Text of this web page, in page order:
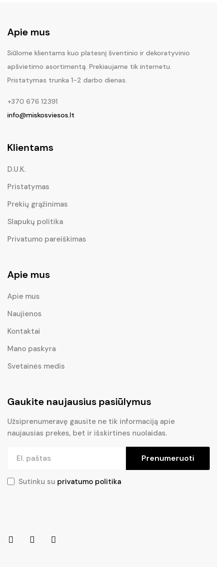
Apie mus
Siūlome klientams kuo platesnį šventinio ir dekoratyvinio
apšvietimo asortimentą. Prekiaujame tik internetu.
Pristatymas trunka 1-2 darbo dienas.
+370 676 12391
info@miskosviesos.lt
Klientams
D.U.K.
Pristatymas
Prekių grąžinimas
Slapukų politika
Privatumo pareiškimas
Apie mus
Apie mus
Naujienos
Kontaktai
Mano paskyra
Svetainės medis
Gaukite naujausius pasiūlymus
Užsiprenumeravę gausite ne tik informaciją apie
naujausias prekes, bet ir išskirtines nuolaidas.
Prenumeruoti
Sutinku su privatumo politika